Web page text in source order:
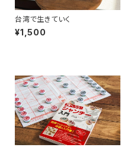
台湾で生きていく
¥1,500